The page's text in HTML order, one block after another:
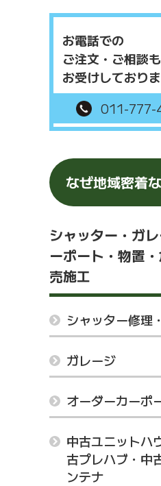
お電話での
ご注文・ご相談も
お受けしており
011-777-
なぜ地域密着
シャッター・ガ
ーポート・物置
売施工
シャッター修理
ガレージ
オーダーカーポ
中古ユニットハ
古プレハブ・中
ンテナ